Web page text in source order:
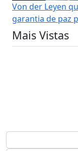
Von der Leyen
garantia de paz
Mais Vistas